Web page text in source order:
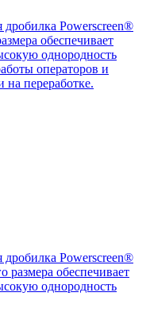
дробилка Powerscreen®
обеспечивает
однородность
операторов и
на переработке.
дробилка Powerscreen®
размера обеспечивает
однородность